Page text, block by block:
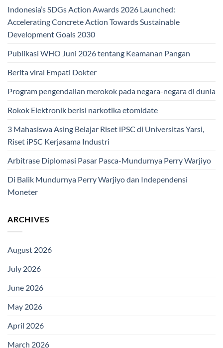
Indonesia’s SDGs Action Awards 2026 Launched:
Accelerating Concrete Action Towards Sustainable
Development Goals 2030
Publikasi WHO Juni 2026 tentang Keamanan Pangan
Berita viral Empati Dokter
Program pengendalian merokok pada negara-negara di dunia
Rokok Elektronik berisi narkotika etomidate
3 Mahasiswa Asing Belajar Riset iPSC di Universitas Yarsi,
Riset iPSC Kerjasama Industri
Arbitrase Diplomasi Pasar Pasca-Mundurnya Perry Warjiyo
Di Balik Mundurnya Perry Warjiyo dan Independensi
Moneter
ARCHIVES
August 2026
July 2026
June 2026
May 2026
April 2026
March 2026